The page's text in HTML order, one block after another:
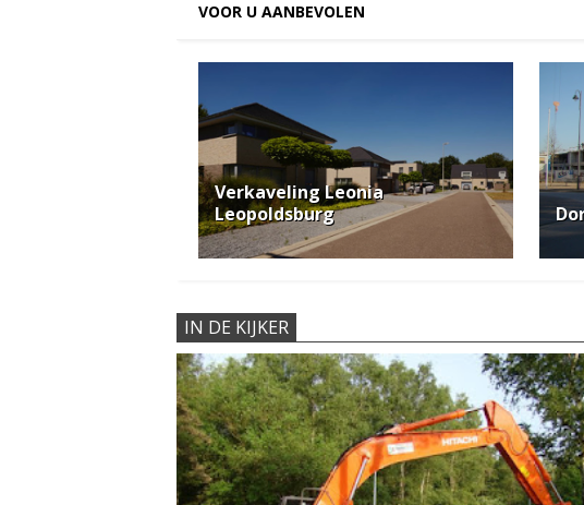
VOOR U AANBEVOLEN
Verkaveling Leonia
Leopoldsburg
IN DE KIJKER